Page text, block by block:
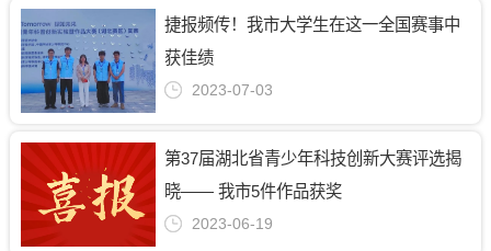
捷报频传！我市大学生在这一全国赛事中
获佳绩
2023-07-03
第37届湖北省青少年科技创新大赛评选揭
晓—— 我市5件作品获奖
2023-06-19